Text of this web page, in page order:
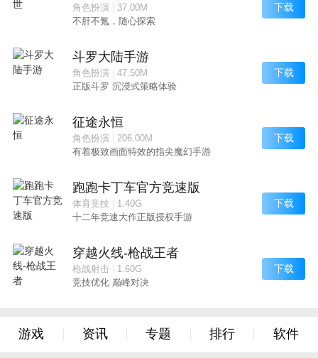
角色扮演| 37.00M
不肝不氪，随心探索
下载
斗罗大陆手游
角色扮演| 47.50M
正版斗罗 沉浸式策略体验
下载
征途永恒
角色扮演| 206.00M
有着极致画面特效的指尖魔幻手游
下载
跑跑卡丁车官方竞速版
体育竞技
1.40G
十二年竞速大作正版授权手游
下载
穿越火线-枪战王者
枪战射击
1.60G
竞技优化 巅峰对决
下载
游戏 资讯 专题 排行 软件